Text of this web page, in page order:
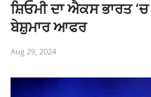
ਸ਼ਿਓਮੀ ਦਾ ਐਕਸ ਭਾਰਤ
ਬੇਸ਼ੁਮਾਰ ਆਫਰ
Aug 29, 2024